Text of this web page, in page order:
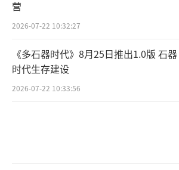
营
2026-07-22 10:32:27
《多石器时代》8月25日推出1.0版 石器
时代生存建设
2026-07-22 10:33:56